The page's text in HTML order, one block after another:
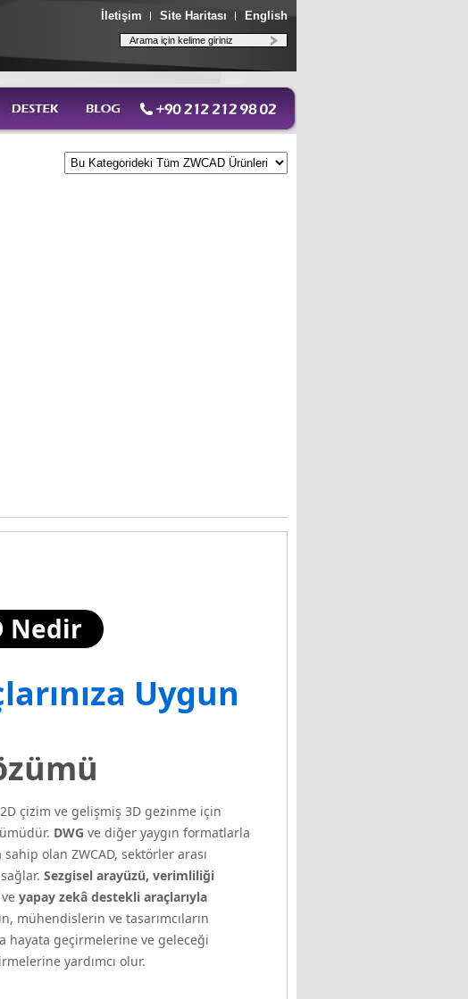
İletişim Site Haritası English
Nedir
Uygun
2D çizim ve gelişmiş 3D gezinme için
DWG ve diğer yaygın formatlarla
olan ZWCAD, sektörler arası
Sezgisel arayüzü, verimliliği
yapay zekâ destekli araçlarıyla
mühendislerin ve tasarımcıların
hayata geçirmelerine ve geleceği
yardımcı olur.